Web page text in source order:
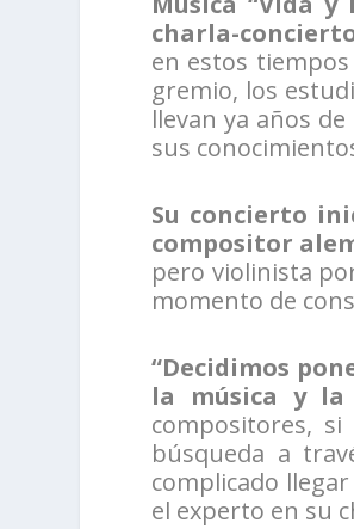
charla-
en estos
gremio, los
llevan ya años
sus
Su concierto
compositor
pero violinista
momento de
“Decidimos
la música y
compositores,
búsqueda a
complicado
el experto en su